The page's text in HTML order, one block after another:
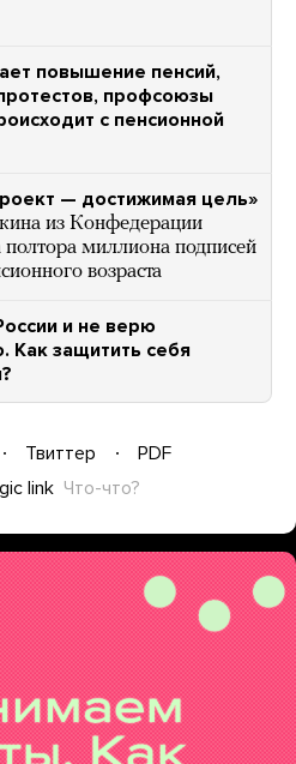
повышение пенсий,
профсоюзы
с пенсионной
— достижимая цель»
из Конфедерации
полтора миллиона подписей
возраста
и не верю
Как защитить себя
Твиттер
PDF
link Что-что?